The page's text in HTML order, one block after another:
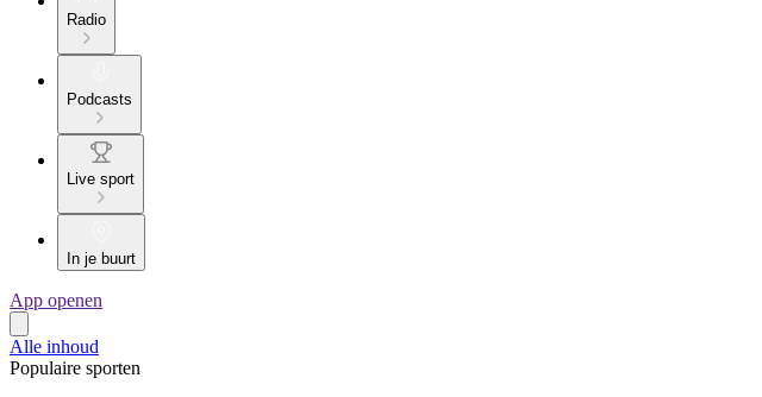
Radio
Podcasts
Live sport
In je buurt
App openen
Alle inhoud
Populaire sporten